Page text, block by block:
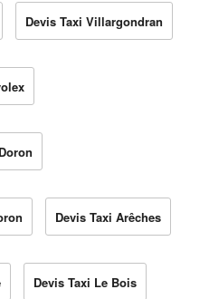
Devis Taxi Villargondran
Devis Taxi Arêches
Devis Taxi Le Bois